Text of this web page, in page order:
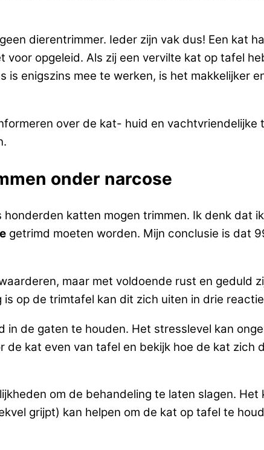
dierentrimmer. Ieder zijn vak dus! Een kat
opgeleid. Als zij een vervilte kat op tafel
enigszins mee te werken, is het makkelijker
over de kat- huid en vachtvriendelijke
onder narcose
katten mogen trimmen. Ik denk dat
getrimd moeten worden. Mijn conclusie is dat
maar met voldoende rust en geduld
op de trimtafel kan dit zich uiten in drie
de gaten te houden. Het stresslevel kan
kat even van tafel en bekijk hoe de kat zich
om de behandeling te laten slagen.
grijpt) kan helpen om de kat op tafel te